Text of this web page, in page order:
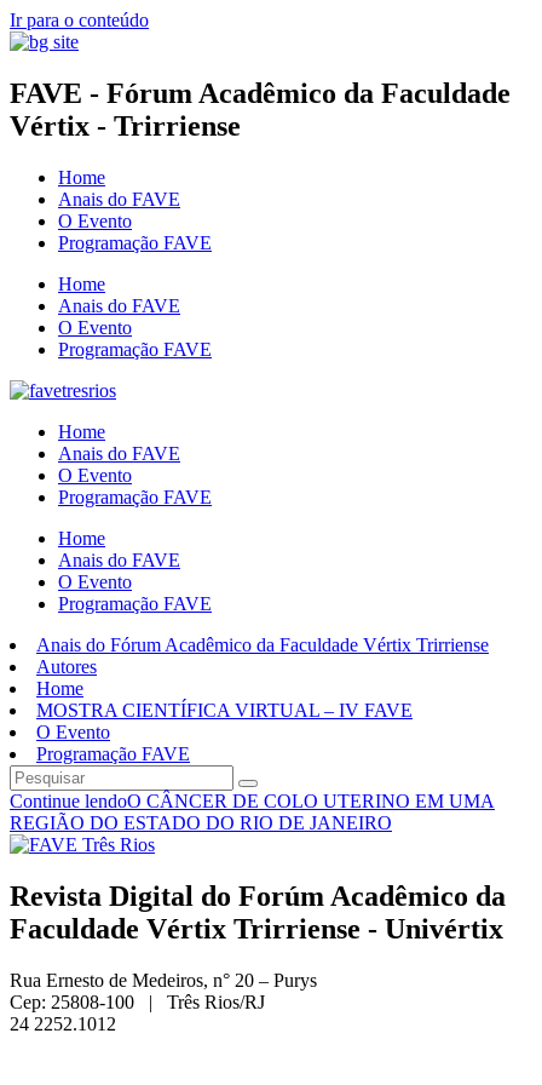
Ir para o conteúdo
FAVE - Fórum Acadêmico da Faculdade
Vértix - Trirriense
Home
Anais do FAVE
O Evento
Programação FAVE
Home
Anais do FAVE
O Evento
Programação FAVE
Home
Anais do FAVE
O Evento
Programação FAVE
Home
Anais do FAVE
O Evento
Programação FAVE
Anais do Fórum Acadêmico da Faculdade Vértix Trirriense
Autores
Home
MOSTRA CIENTÍFICA VIRTUAL – IV FAVE
O Evento
Programação FAVE
Continue lendoO CÂNCER DE COLO UTERINO EM UMA
REGIÃO DO ESTADO DO RIO DE JANEIRO
Revista Digital do Forúm Acadêmico da
Faculdade Vértix Trirriense - Univértix
Rua Ernesto de Medeiros, n° 20 – Purys
Cep: 25808-100 | Três Rios/RJ
24 2252.1012